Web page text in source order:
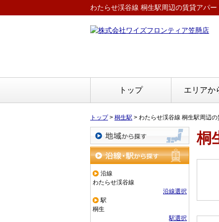
わたらせ渓谷線 桐生駅周辺の賃貸アパ
トップ エリアか
トップ> 桐生駅 > わたらせ渓谷線 桐生駅周辺
地域から探す
沿線・駅から探す
沿線
わたらせ渓谷線
沿線選択
駅
桐生
駅選択
桐